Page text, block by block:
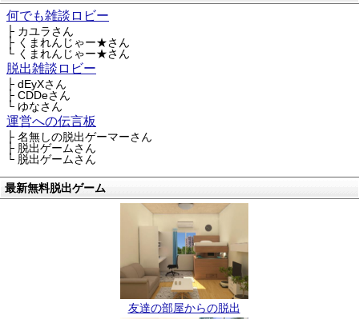
何でも雑談ロビー
├ カユラさん
├ くまれんじゃー★さん
└ くまれんじゃー★さん
脱出雑談ロビー
├ dEyXさん
├ CDDeさん
└ ゆなさん
運営への伝言板
├ 名無しの脱出ゲーマーさん
├ 脱出ゲームさん
└ 脱出ゲームさん
最新無料脱出ゲーム
友達の部屋からの脱出